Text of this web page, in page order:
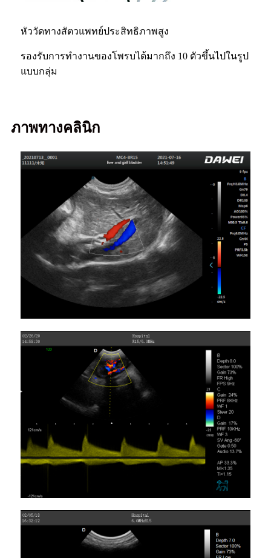
หัววัดทางสัตวแพทย์ประสิทธิภาพสูง
รองรับการทำงานของโพรบได้มากถึง 10 ตัวขึ้นไปในรูป
แบบกลุ่ม
ภาพทางคลินิก